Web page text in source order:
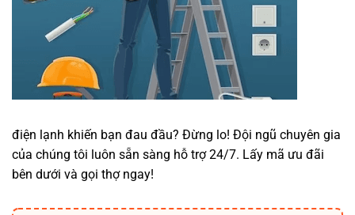
điện lạnh khiến bạn đau đầu? Đừng lo! Đội ngũ chuyên gia
của chúng tôi luôn sẵn sàng hỗ trợ 24/7. Lấy mã ưu đãi
bên dưới và gọi thợ ngay!